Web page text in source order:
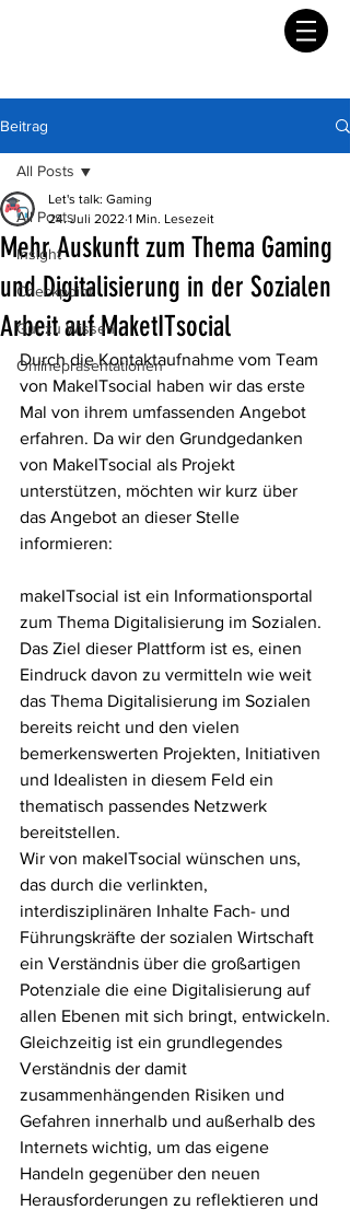
Beitrag
All Posts
Insight
Checkpoint
Gut zu Wissen
Onlinepräsentationen
All Posts
Mehr Auskunft zum Thema Gaming
und Digitalisierung in der Sozialen
Arbeit auf MaketITsocial
Let's talk: Gaming
24. Juli 2022 1 Min. Lesezeit
Durch die Kontaktaufnahme vom Team
von MakeITsocial haben wir das erste
Mal von ihrem umfassenden Angebot
erfahren. Da wir den Grundgedanken
von MakeITsocial als Projekt
unterstützen, möchten wir kurz über
das Angebot an dieser Stelle
informieren:
makeITsocial ist ein Informationsportal
zum Thema Digitalisierung im Sozialen.
Das Ziel dieser Plattform ist es, einen
Eindruck davon zu vermitteln wie weit
das Thema Digitalisierung im Sozialen
bereits reicht und den vielen
bemerkenswerten Projekten, Initiativen
und Idealisten in diesem Feld ein
thematisch passendes Netzwerk
bereitstellen.
Wir von makeITsocial wünschen uns,
das durch die verlinkten,
interdisziplinären Inhalte Fach- und
Führungskräfte der sozialen Wirtschaft
ein Verständnis über die großartigen
Potenziale die eine Digitalisierung auf
allen Ebenen mit sich bringt, entwickeln.
Gleichzeitig ist ein grundlegendes
Verständnis der damit
zusammenhängenden Risiken und
Gefahren innerhalb und außerhalb des
Internets wichtig, um das eigene
Handeln gegenüber den neuen
Herausforderungen zu reflektieren und